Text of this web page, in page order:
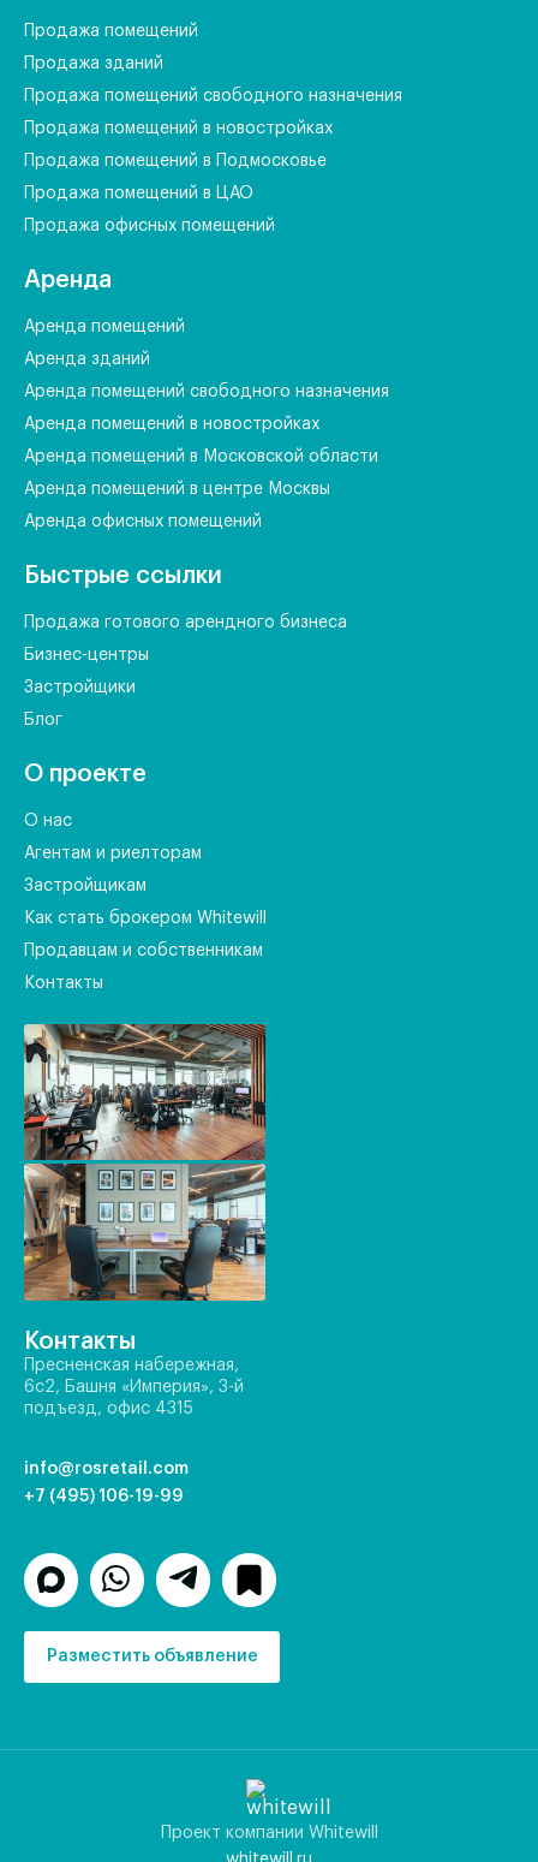
Продажа помещений
Продажа зданий
Продажа помещений свободного назначения
Продажа помещений в новостройках
Продажа помещений в Подмосковье
Продажа помещений в ЦАО
Продажа офисных помещений
Аренда
Аренда помещений
Аренда зданий
Аренда помещений свободного назначения
Аренда помещений в новостройках
Аренда помещений в Московской области
Аренда помещений в центре Москвы
Аренда офисных помещений
Быстрые ссылки
Продажа готового арендного бизнеса
Бизнес-центры
Застройщики
Блог
О проекте
О нас
Агентам и риелторам
Застройщикам
Как стать брокером Whitewill
Продавцам и собственникам
Контакты
Контакты
Пресненская набережная,
6с2, Башня «Империя», 3-й
подъезд, офис 4315
info@rosretail.com
+7 (495) 106-19-99
Разместить объявление
Проект компании Whitewill